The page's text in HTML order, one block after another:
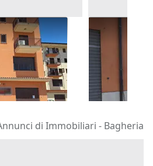
al piano
Asta Locale
terra
Misilmeri
30/09/2026
di Immobiliari - Bagheria